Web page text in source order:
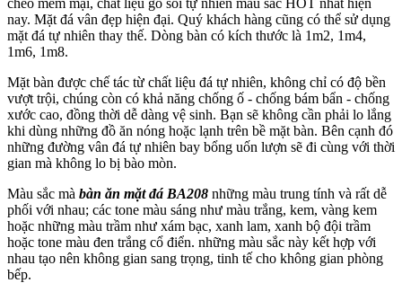
nay. Mặt đá vân đẹp hiện đại. Quý khách hàng cũng có thể sử dụng
mặt đá tự nhiên thay thế. Dòng bàn có kích thước là 1m2, 1m4,
1m6, 1m8.
Mặt bàn được chế tác từ chất liệu đá tự nhiên, không chỉ có độ bền
vượt trội, chúng còn có khả năng chống ố - chống bám bẩn - chống
xước cao, đồng thời dễ dàng vệ sinh. Bạn sẽ không cần phải lo lắng
khi dùng những đồ ăn nóng hoặc lạnh trên bề mặt bàn. Bên cạnh đó
những đường vân đá tự nhiên bay bổng uốn lượn sẽ đi cùng với thời
gian mà không lo bị bào mòn.
Màu sắc mà bàn ăn mặt đá BA208 những màu trung tính và rất dễ
phối với nhau; các tone màu sáng như màu trắng, kem, vàng kem
hoặc những màu trầm như xám bạc, xanh lam, xanh bộ đội trầm
hoặc tone màu đen trắng cổ điển. những màu sắc này kết hợp với
nhau tạo nên không gian sang trọng, tinh tế cho không gian phòng
bếp.